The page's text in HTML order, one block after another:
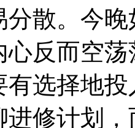
分散。今
心反而空
有选择地
进修计划